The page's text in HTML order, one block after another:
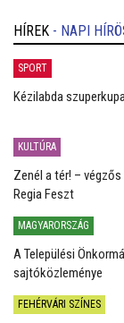
HÍREK - NAPI
SPORT
Kézilabda
KULTÚRA
Zenél a tér! –
Regia Feszt
MAGYARORSZÁG
A Települési
sajtóközleménye
FEHÉRVÁRI SZÍNES